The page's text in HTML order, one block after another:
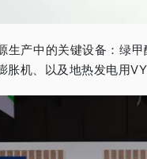
产中的关键设备：绿甲
胀机、以及地热发电用